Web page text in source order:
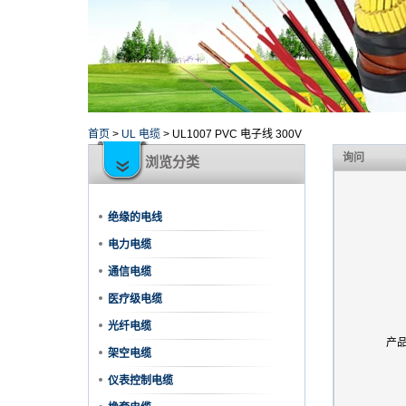
首页 > UL 电缆 > UL1007 PVC 电子线 300V
浏览分类
绝缘的电线
电力电缆
通信电缆
医疗级电缆
光纤电缆
架空电缆
仪表控制电缆
询问
产